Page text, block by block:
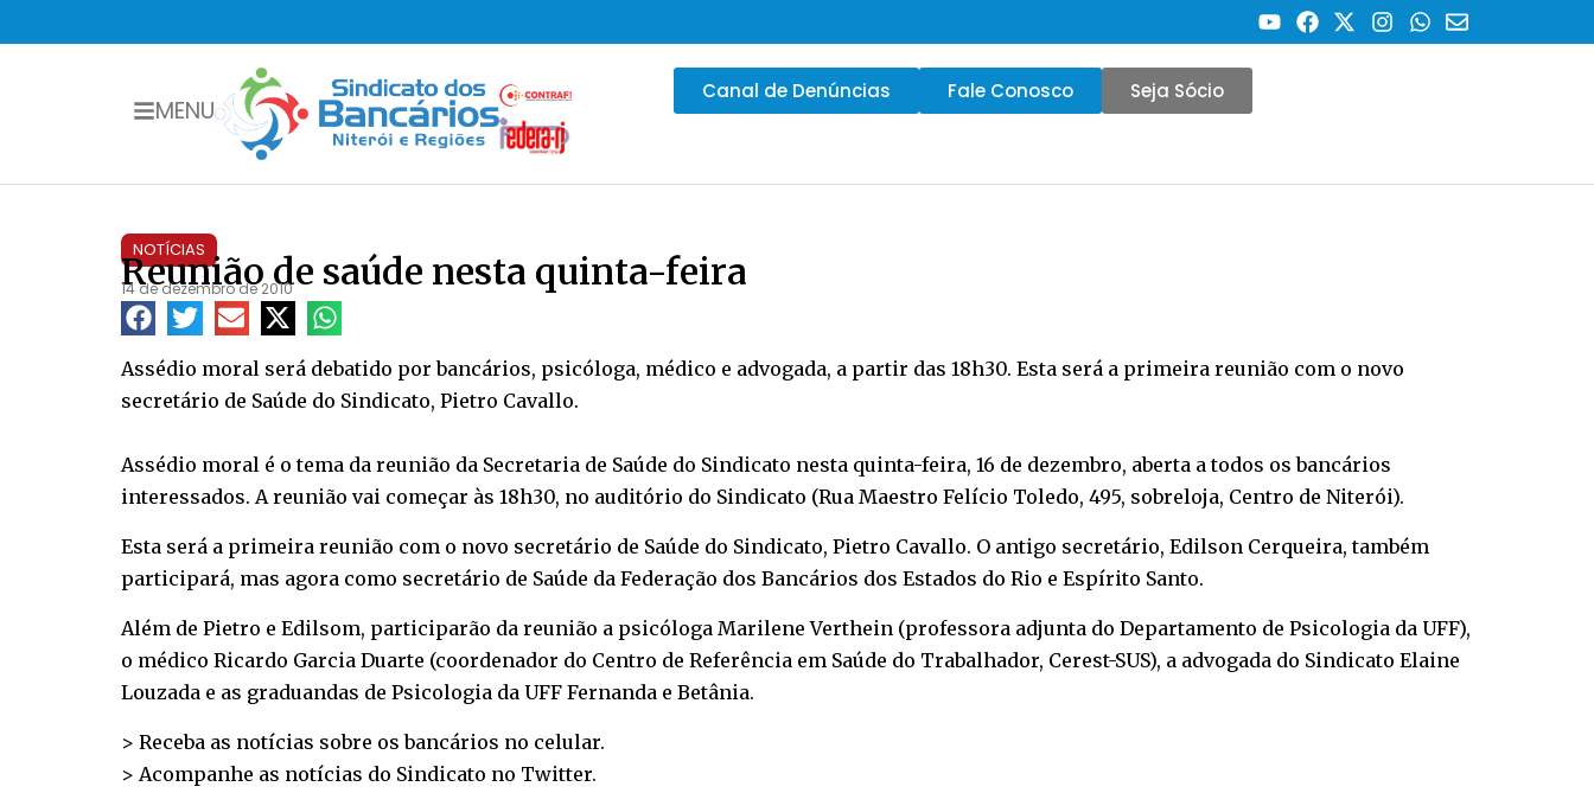
MENU
Canal de Denúncias Fale Conosco Seja Sócio
NOTÍCIAS
Reunião de saúde nesta quinta-feira
14 de dezembro de 2010
Assédio moral será debatido por bancários, psicóloga, médico e advogada, a partir das 18h30. Esta será a primeira reunião com o novo
secretário de Saúde do Sindicato, Pietro Cavallo.
Assédio moral é o tema da reunião da Secretaria de Saúde do Sindicato nesta quinta-feira, 16 de dezembro, aberta a todos os bancários
interessados. A reunião vai começar às 18h30, no auditório do Sindicato (Rua Maestro Felício Toledo, 495, sobreloja, Centro de Niterói).
Esta será a primeira reunião com o novo secretário de Saúde do Sindicato, Pietro Cavallo. O antigo secretário, Edilson Cerqueira, também
participará, mas agora como secretário de Saúde da Federação dos Bancários dos Estados do Rio e Espírito Santo.
Além de Pietro e Edilsom, participarão da reunião a psicóloga Marilene Verthein (professora adjunta do Departamento de Psicologia da UFF),
o médico Ricardo Garcia Duarte (coordenador do Centro de Referência em Saúde do Trabalhador, Cerest-SUS), a advogada do Sindicato Elaine
Louzada e as graduandas de Psicologia da UFF Fernanda e Betânia.
> Receba as notícias sobre os bancários no celular.
> Acompanhe as notícias do Sindicato no Twitter.